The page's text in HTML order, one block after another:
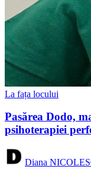
La fața locului
Pasărea Dodo,
psihoterapiei
Diana